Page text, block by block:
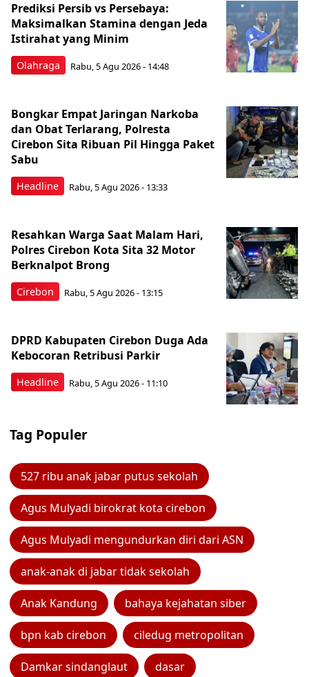
Olahraga
Prediksi Persib vs Persebaya:
Maksimalkan Stamina dengan Jeda
Istirahat yang Minim
Rabu, 5 Agu 2026 - 14:48
Headline
Bongkar Empat Jaringan Narkoba
dan Obat Terlarang, Polresta
Cirebon Sita Ribuan Pil Hingga Paket
Sabu
Rabu, 5 Agu 2026 - 13:33
Cirebon
Resahkan Warga Saat Malam Hari,
Polres Cirebon Kota Sita 32 Motor
Berknalpot Brong
Rabu, 5 Agu 2026 - 13:15
Headline
DPRD Kabupaten Cirebon Duga Ada
Kebocoran Retribusi Parkir
Rabu, 5 Agu 2026 - 11:10
Tag Populer
527 ribu anak jabar putus sekolah
Agus Mulyadi birokrat kota cirebon
Agus Mulyadi mengundurkan diri dari ASN
anak-anak di jabar tidak sekolah
Anak Kandung bahaya kejahatan siber
bpn kab cirebon ciledug metropolitan
Damkar sindanglaut dasar